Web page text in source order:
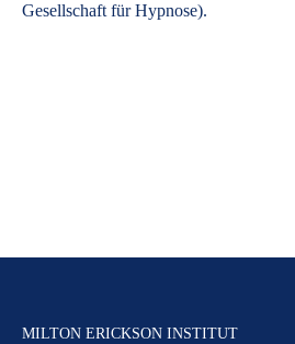
Gesellschaft für Hypnose).
MILTON ERICKSON INSTITUT